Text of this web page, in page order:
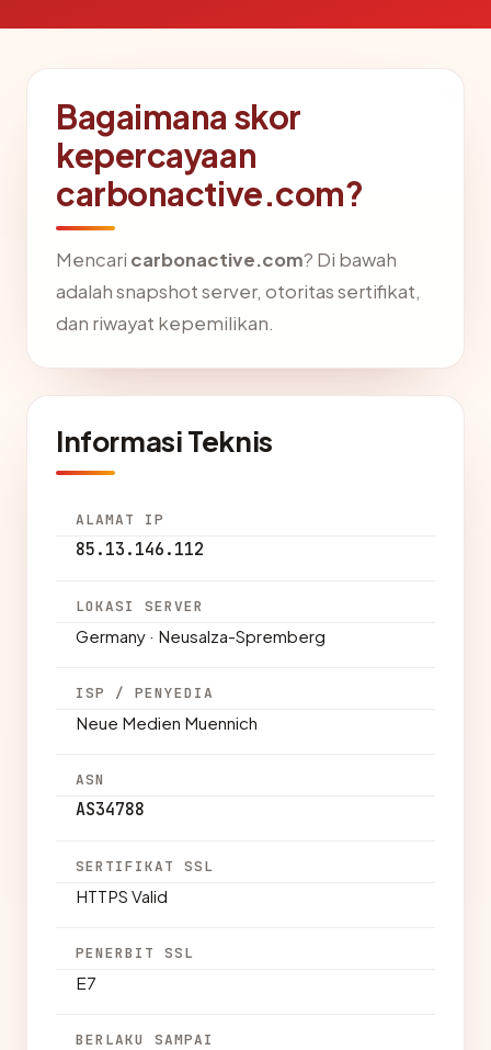
Bagaimana skor
kepercayaan
carbonactive.com?
Mencari carbonactive.com? Di bawah
adalah snapshot server, otoritas sertifikat,
dan riwayat kepemilikan.
Informasi Teknis
ALAMAT IP
85.13.146.112
LOKASI SERVER
Germany · Neusalza-Spremberg
ISP / PENYEDIA
Neue Medien Muennich
ASN
AS34788
SERTIFIKAT SSL
HTTPS Valid
PENERBIT SSL
E7
BERLAKU SAMPAI